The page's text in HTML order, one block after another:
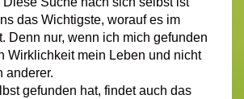
das Wichtigste, worauf es im
Denn nur, wenn ich mich gefunden
Wirklichkeit mein Leben und nicht
anderer.
gefunden hat, findet auch das